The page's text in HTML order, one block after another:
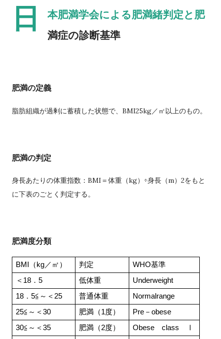
日
本肥満学会による肥満緒判定と肥
満症の診断基準
肥満の定義
脂肪組織が過剰に蓄積した状態で、BMI25kg／㎡以上のもの。
肥満の判定
身長あたりの体重指数：BMI＝体重（kg）÷身長（m）2をもと
に下表のごとく判定する。
肥満度分類
BMI（kg／㎡） 判定
WHO基準
＜18．5
低体重
Underweight
18．5≦～＜25
普通体重
Normalrange
25≦～＜30
肥満（1度）
Pre－obese
30≦～＜35
肥満（2度）
Obese　class　Ⅰ